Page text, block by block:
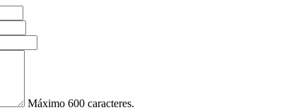
Máximo 600 caracteres.